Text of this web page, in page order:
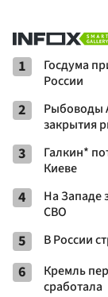
1
Госдума
России
2
Рыбоводы
закрытия
3
Галкин*
Киеве
4
На Западе
СВО
5 В России
6
Кремль
сработала